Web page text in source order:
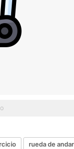
rueda de andar